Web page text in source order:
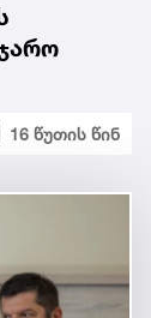
16 წუთის წინ